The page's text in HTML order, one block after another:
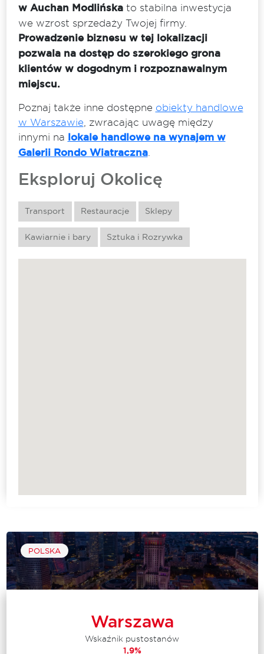
w Auchan Modlińskato stabilna inwestycja
we wzrost sprzedaży Twojej firmy.
Prowadzenie biznesu w tej lokalizacji
pozwala na dostęp do szerokiego grona
klientów w dogodnym i rozpoznawalnym
miejscu.
Poznaj także inne dostępne obiekty handlowe
w Warszawie , zwracając uwagę między
innymi na lokale handlowe na wynajem w
Galerii Rondo Wiatraczna.
Eksploruj Okolicę
Transport Restauracje Sklepy
Kawiarnie i bary Sztuka i Rozrywka
POLSKA
Warszawa
Wskaźnik pustostanów
1,9%